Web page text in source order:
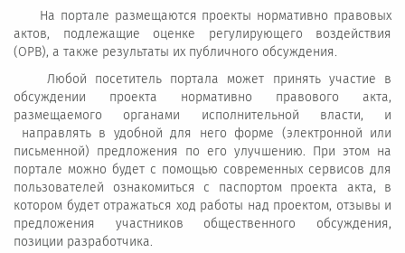
На портале размещаются проекты нормативно правовых
актов, подлежащие оценке регулирующего воздействия
(ОРВ), а также результаты их публичного обсуждения.
Любой посетитель портала может принять участие в
обсуждении проекта нормативно правового акта,
размещаемого органами исполнительной власти, и
направлять в удобной для него форме (электронной или
письменной) предложения по его улучшению. При этом на
портале можно будет с помощью современных сервисов для
пользователей ознакомиться с паспортом проекта акта, в
котором будет отражаться ход работы над проектом, отзывы и
предложения участников общественного обсуждения,
позиции разработчика.